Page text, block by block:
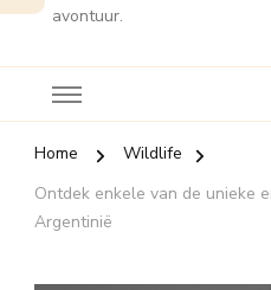
avontuur.
Home
Wildlife
Ontdek enkele van de unieke
Argentinië